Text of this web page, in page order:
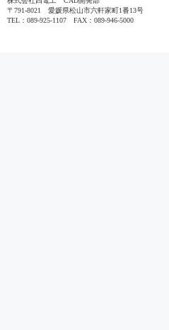
〒791-8021 愛媛県松山市六軒家町1番13号
TEL：089-925-1107 FAX：089-946-5000